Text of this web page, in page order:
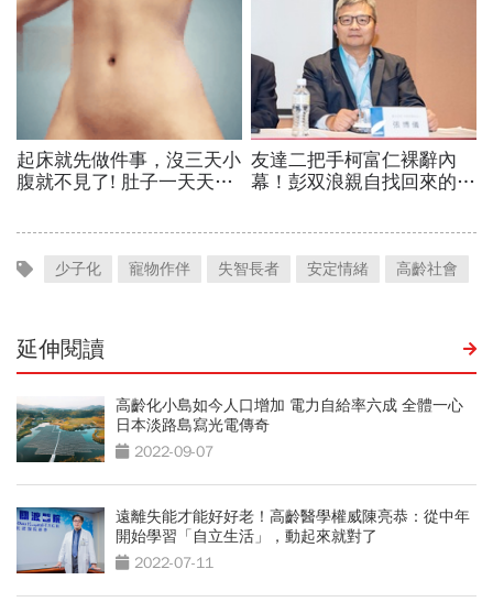
少子化 寵物作伴 失智長者 安定情緒 高齡社會
延伸閱讀
高齡化小島如今人口增加 電力自給率六成 全體一心
日本淡路島寫光電傳奇
2022-09-07
遠離失能才能好好老！高齡醫學權威陳亮恭：從中年
開始學習「自立生活」，動起來就對了
2022-07-11